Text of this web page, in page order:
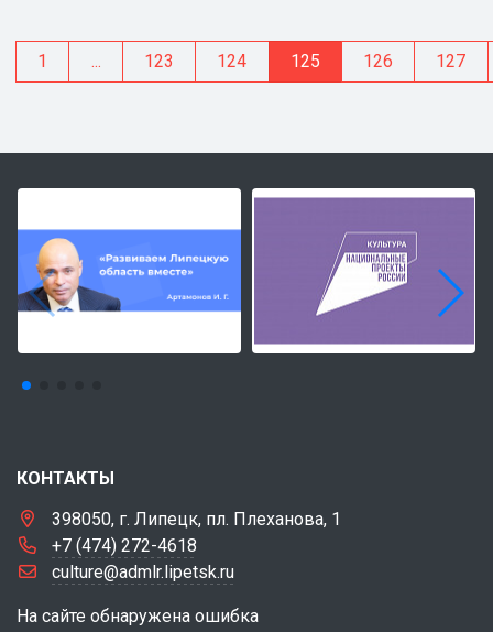
1 ... 123 124 125 126 127
КОНТАКТЫ
398050, г. Липецк, пл. Плеханова, 1
+7 (474) 272-4618
culture@admlr.lipetsk.ru
На сайте обнаружена ошибка